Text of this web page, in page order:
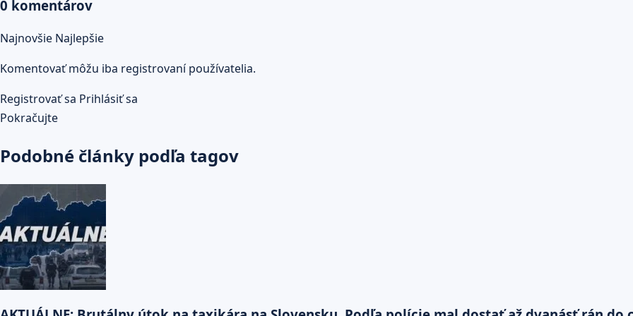
0 komentárov
Najnovšie Najlepšie
Komentovať môžu iba registrovaní používatelia.
Registrovať sa Prihlásiť sa
Pokračujte
Podobné články podľa tagov